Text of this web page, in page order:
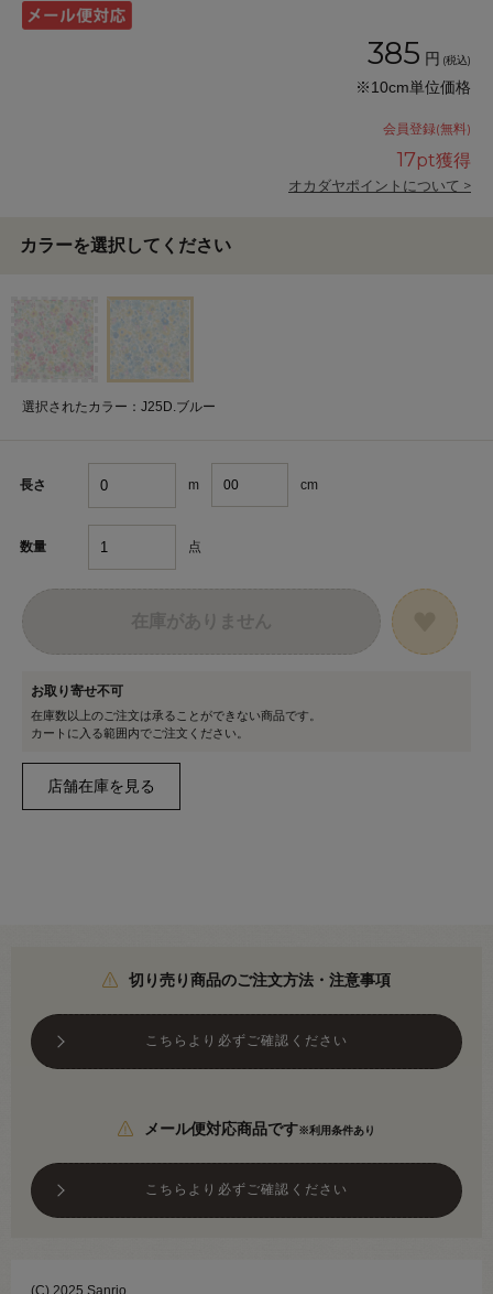
385 円 (税込)
※10cm単位価格
会員登録(無料)
17pt獲得
オカダヤポイントについて >
カラーを選択してください
選択されたカラー：J25D.ブルー
長さ m cm
数量 点
お取り寄せ不可
在庫数以上のご注文は承ることができない商品です。
カートに入る範囲内でご注文ください。
切り売り商品のご注文方法・注意事項
こちらより必ずご確認ください
メール便対応商品です※利用条件あり
こちらより必ずご確認ください
(C) 2025 Sanrio